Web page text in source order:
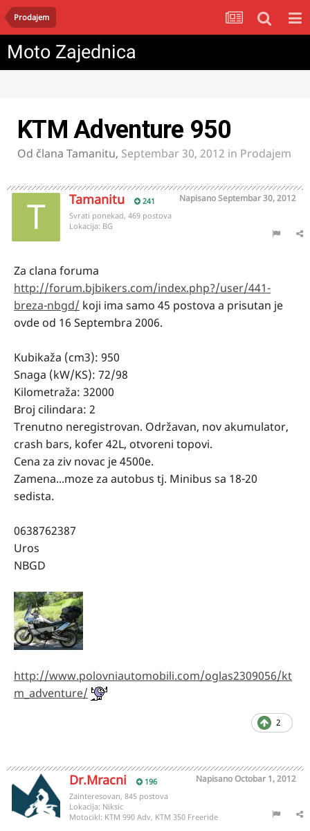
Prodajem
Moto Zajednica
KTM Adventure 950
Od člana Tamanitu, Septembar 30, 2012 in Prodajem
Tamanitu 241 NapisanoSeptembar 30, 2012
Svrati ponekad, 469 postova
Lokacija: BG
Za clana foruma
http://forum.bjbikers.com/index.php?/user/441-
breza-nbgd/ koji ima samo 45 postova a prisutan je
ovde od 16 Septembra 2006.
Kubikaža (cm3): 950
Snaga (kW/KS): 72/98
Kilometraža: 32000
Broj cilindara: 2
Trenutno neregistrovan. Održavan, nov akumulator,
crash bars, kofer 42L, otvoreni topovi.
Cena za ziv novac je 4500e.
Zamena...moze za autobus tj. Minibus sa 18-20
sedista.
0638762387
Uros
NBGD
http://www.polovniautomobili.com/oglas2309056/kt
m_adventure/
2
Dr.Mracni 196 NapisanoOctobar 1, 2012
Zainteresovan, 845 postova
Lokacija: Niksic
Motocikl: KTM 990 Adv, KTM 350 Freeride